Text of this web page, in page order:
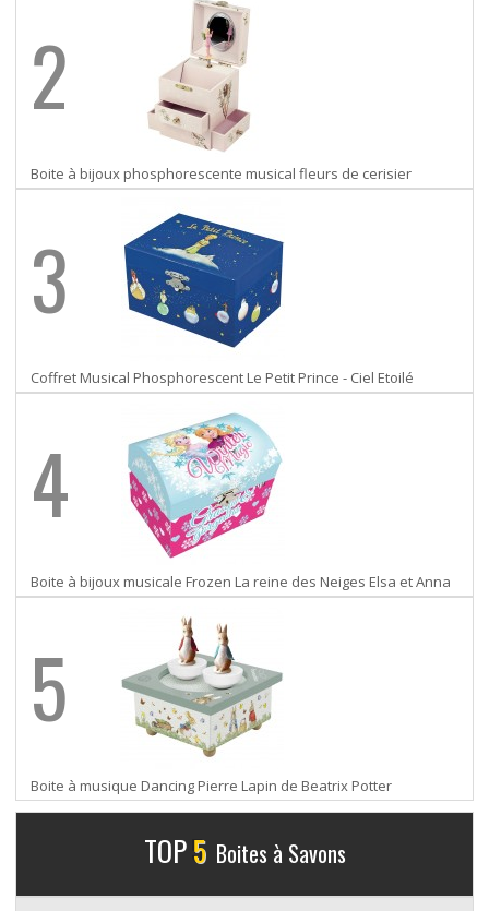
2
Boite à bijoux phosphorescente musical fleurs de cerisier
3
Coffret Musical Phosphorescent Le Petit Prince - Ciel Etoilé
4
Boite à bijoux musicale Frozen La reine des Neiges Elsa et Anna
5
Boite à musique Dancing Pierre Lapin de Beatrix Potter
TOP5 Boites à Savons